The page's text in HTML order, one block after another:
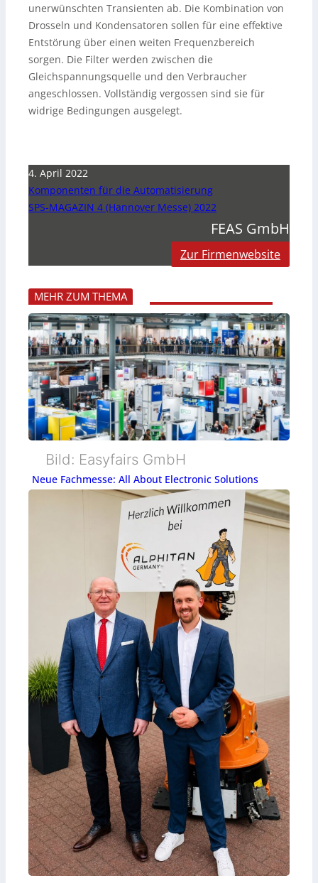
unerwünschten Transienten ab. Die Kombination von
Drosseln und Kondensatoren sollen für eine effektive
Entstörung über einen weiten Frequenzbereich
sorgen. Die Filter werden zwischen die
Gleichspannungsquelle und den Verbraucher
angeschlossen. Vollständig vergossen sind sie für
widrige Bedingungen ausgelegt.
4. April 2022
Komponenten für die Automatisierung
SPS-MAGAZIN 4 (Hannover Messe) 2022
FEAS GmbH
Zur Firmenwebsite
MEHR ZUM THEMA
Bild: Easyfairs GmbH
Neue Fachmesse: All About Electronic Solutions